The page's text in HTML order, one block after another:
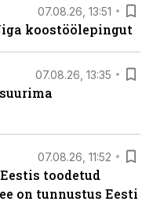
07.08.26, 13:51
koostöölepingut
07.08.26, 13:35
07.08.26, 11:52
toodetud
on tunnustus Eesti